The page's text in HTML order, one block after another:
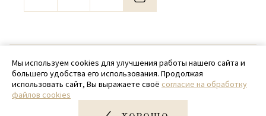
© 2020 - 2026 SamPack
+ 7 (918) 699-97-87
zakaz@sampack.store
Мы используем cookies для улучшения работы нашего сайта и
большего удобства его использования. Продолжая
использовать сайт, Вы выражаете своё согласие на обработку
файлов cookies